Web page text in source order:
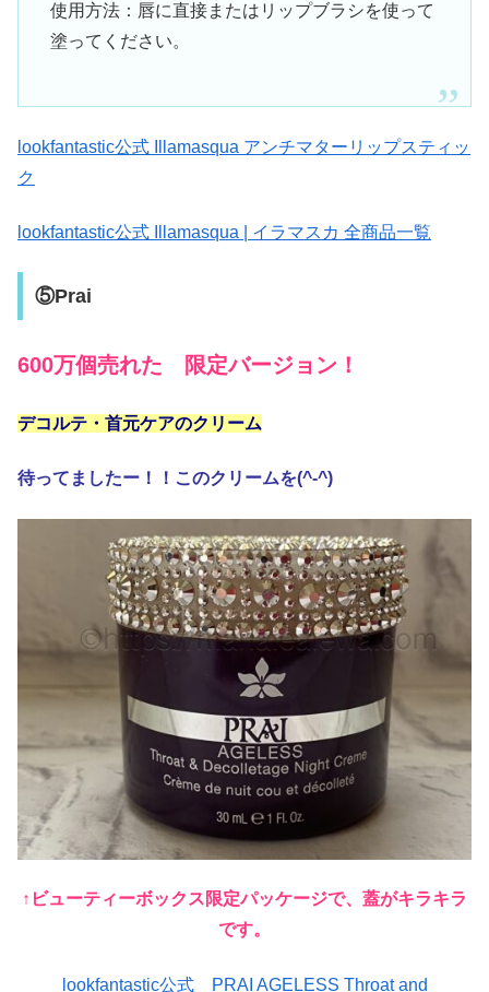
使用方法：唇に直接またはリップブラシを使って
塗ってください。
lookfantastic公式 Illamasqua アンチマターリップスティッ
ク
lookfantastic公式 Illamasqua | イラマスカ 全商品一覧
⑤Prai
600万個売れた 限定バージョン！
デコルテ・首元ケアのクリーム
待ってましたー！！このクリームを(^-^)
↑ビューティーボックス限定パッケージで、蓋がキラキラ
です。
lookfantastic公式 PRAI AGELESS Throat and